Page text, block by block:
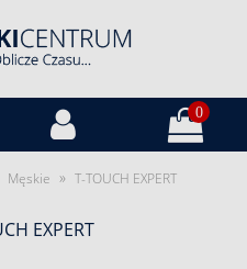
0
Męskie » T-TOUCH EXPERT
EXPERT